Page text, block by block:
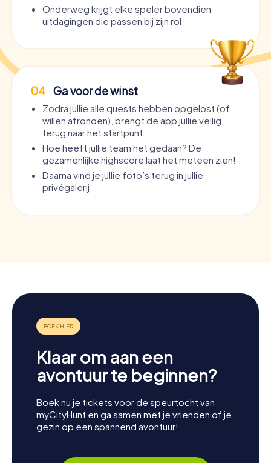
Onderweg krijgt elke speler bovendien
uitdagingen die passen bij zijn rol.
04 Ga voor de winst
Zodra jullie alle quests hebben opgelost (of
willen afronden), brengt de app jullie veilig
terug naar het startpunt.
Hoe heeft jullie team het gedaan? De
gezamenlijke highscore laat het meteen zien!
Daarna vind je jullie foto’s terug in jullie
privégalerij.
Klaar om aan een
avontuur te beginnen?
Boek nu je tickets voor de speurtocht van
myCityHunt en ga samen met je vrienden of je
gezin op een spannend avontuur!